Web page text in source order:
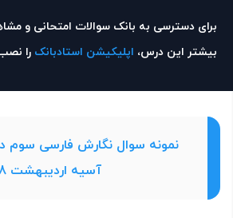
برای دسترسی به بانک سوالات امتحانی و
بیشتر این درس، اپلیکیشن استادبانک را
نمونه سوال نگارش فارسی سوم
آسیه اردیبهشت 98